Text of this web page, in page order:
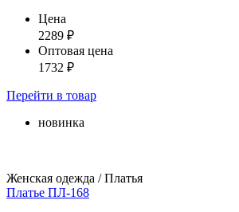
Цена
2289 ₽
Оптовая цена
1732 ₽
Перейти в товар
новинка
Женская одежда / Платья
Платье ПЛ-168